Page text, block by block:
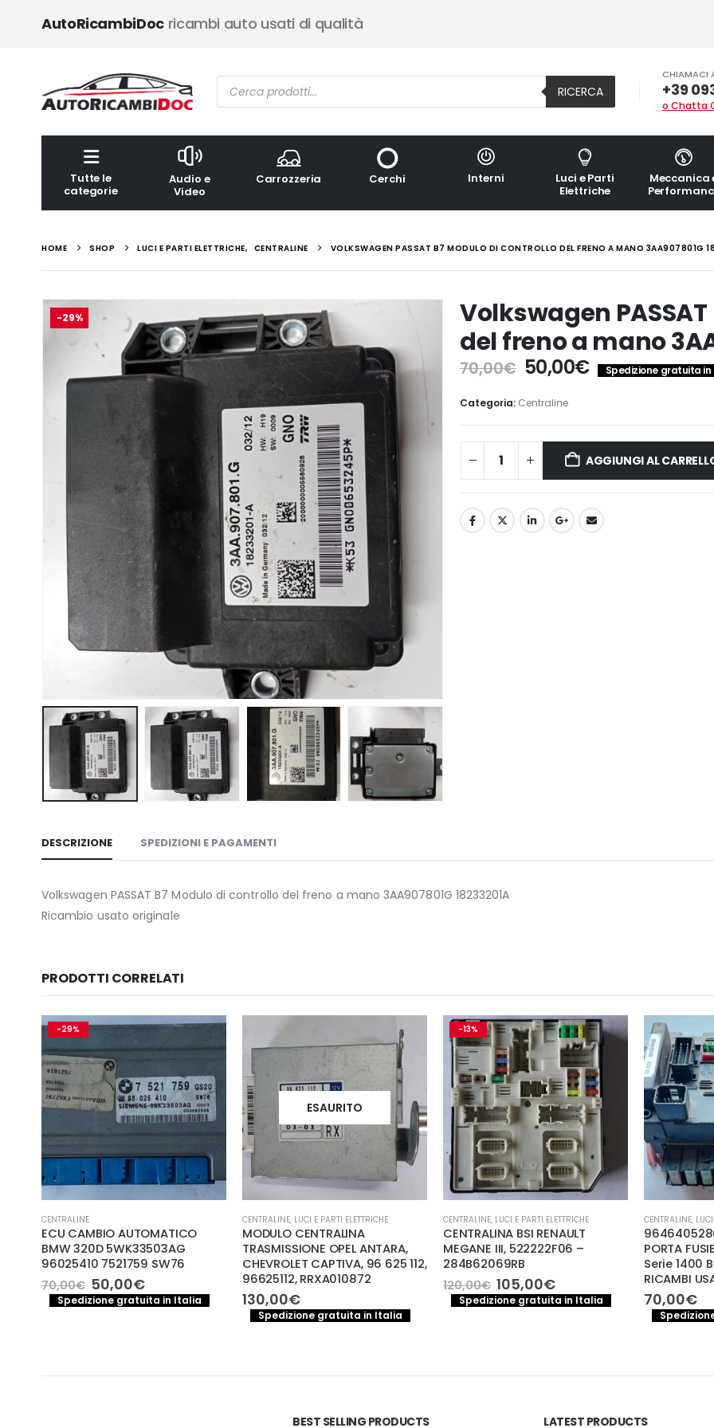
AutoRicambiDocricambi auto usati di qualità
Ricerca
prodotti RICERCA
CHIAMACI
+39
o Chatta
Tutte le
categorie
Audio e
Video
Carrozzeria Cerchi Interni
Luci e Parti
Elettriche
Meccanica
HOME SHOP LUCI E PARTI ELETTRICHE, CENTRALINE VOLKSWAGEN PASSAT B7 MODULO DI CONTROLLO DEL FRENO A MANO 3AA907801G
-29%
Volkswagen
del freno a mano
70,00€ Il
prezzo
originale
era:
70,00€.
50,00€Il
prezzo
è:
50,00€.
Spedizione gratuita
Categoria: Centraline
AGGIUNGI AL
DESCRIZIONE SPEDIZIONI E PAGAMENTI
Volkswagen PASSAT B7 Modulo di controllo del freno a mano 3AA907801G 18233201A
Ricambio usato originale
PRODOTTI CORRELATI
-29%
CENTRALINE
ECU CAMBIO AUTOMATICO
BMW 320D 5WK33503AG
96025410 7521759 SW76
70,00€ Il
prezzo
originale
50,00€Il
prezzo
attuale
Spedizione gratuita in Italia
ESAURITO
CENTRALINE, LUCI E PARTI ELETTRICHE
MODULO CENTRALINA
TRASMISSIONE OPEL ANTARA,
CHEVROLET CAPTIVA, 96 625 112,
96625112, RRXA010872
130,00€
Spedizione gratuita in Italia
-13%
CENTRALINE, LUCI E PARTI ELETTRICHE
CENTRALINA BSI RENAULT
MEGANE III, 522222F06 –
284B62069RB
120,00€ Il
prezzo
originale
105,00€Il
prezzo
attuale
Spedizione gratuita in Italia
CENTRALINE,
PORTA
Serie 1400
RICAMBI
70,00€
BEST SELLING PRODUCTS LATEST PRODUCTS